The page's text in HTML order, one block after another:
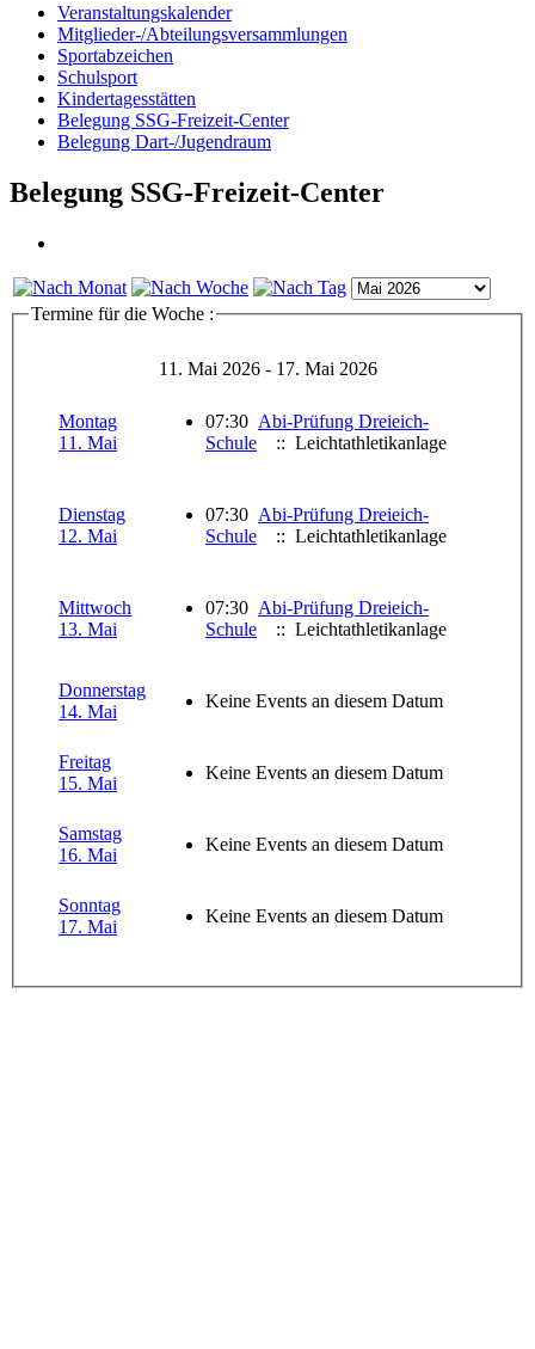
Veranstaltungskalender
Mitglieder-/Abteilungsversammlungen
Sportabzeichen
Schulsport
Kindertagesstätten
Belegung SSG-Freizeit-Center
Belegung Dart-/Jugendraum
Belegung SSG-Freizeit-Center
Termine für die Woche :
11. Mai 2026 - 17. Mai 2026
Montag
11. Mai
07:30 Abi-Prüfung Dreieich-
Schule
:: Leichtathletikanlage
Dienstag
12. Mai
07:30 Abi-Prüfung Dreieich-
Schule
:: Leichtathletikanlage
Mittwoch
13. Mai
07:30 Abi-Prüfung Dreieich-
Schule
:: Leichtathletikanlage
Donnerstag
14. Mai
Keine Events an diesem Datum
Freitag
15. Mai
Keine Events an diesem Datum
Samstag
16. Mai
Keine Events an diesem Datum
Sonntag
17. Mai
Keine Events an diesem Datum